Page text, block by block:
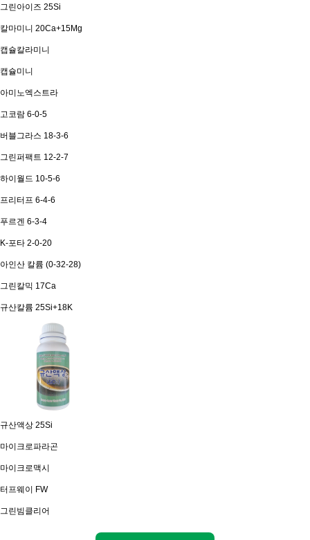
그린아이즈 25Si
칼마미니 20Ca+15Mg
캡슐칼라미니
캡슐미니
아미노엑스트라
고코람 6-0-5
버블그라스 18-3-6
그린퍼팩트 12-2-7
하이월드 10-5-6
프리터프 6-4-6
푸르겐 6-3-4
K-포타 2-0-20
아인산 칼륨 (0-32-28)
그린칼믹 17Ca
규산칼륨 25Si+18K
규산액상 25Si
마이크로파라곤
마이크로맥시
터프웨이 FW
그린빔클리어